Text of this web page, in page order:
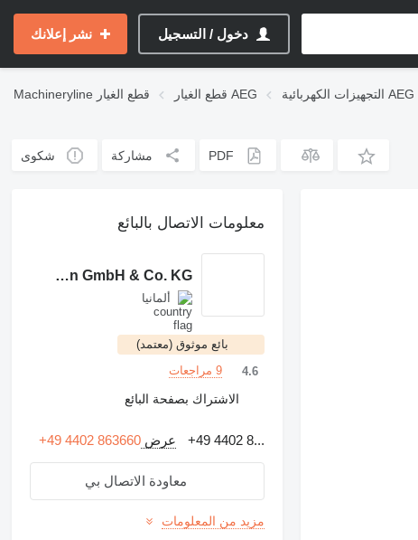
دخول / التسجيل نشر إعلانك
Machineryline قطع الغيار قطع الغيار AEG التجهيزات الكهربائية AEG
PDF مشاركة شكوى
معلومات الاتصال بالبائع
Eberlei Maschinen GmbH & Co. KG
ألمانيا
بائع موثوق (معتمد)
4.6
9 مراجعات
الاشتراك بصفحة البائع
+49 4402 8... عرض+49 4402 863660
معاودة الاتصال بي
مزيد من المعلومات